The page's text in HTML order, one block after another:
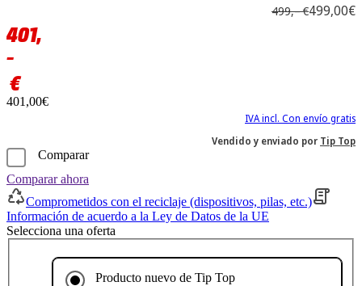
499,– €499,00€
401,
–
€
401,00€
IVA incl. Con envío gratis
Vendido y enviado por Tip Top
Comparar
Comparar ahora
Comprometidos con el reciclaje (dispositivos, pilas, etc.)
Información de acuerdo a la Ley de Datos de la UE
Selecciona una oferta
Producto nuevo de Tip Top